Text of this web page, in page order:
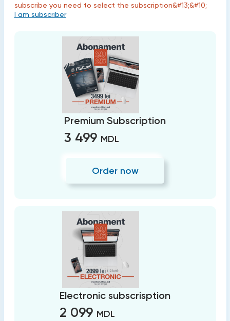
subscribe you need to select the subscription&#13;&#10;
I am subscriber
Premium Subscription
3 499 MDL
Order now
Electronic subscrisption
2 099 MDL